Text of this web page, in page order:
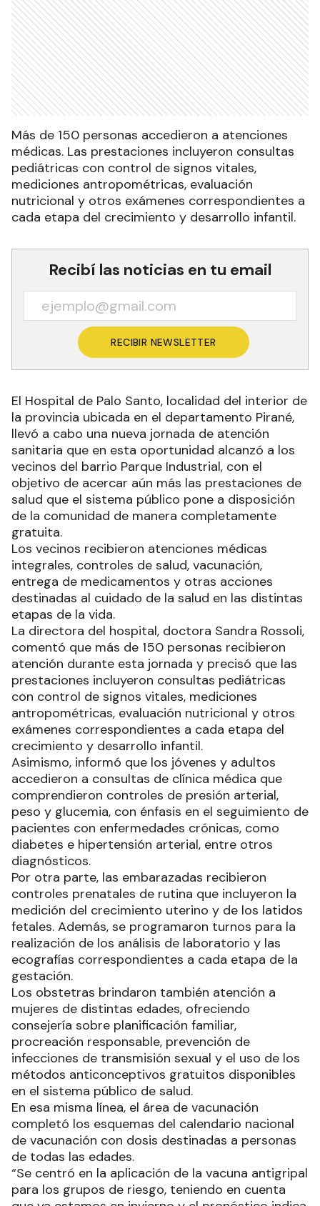
Más de 150 personas accedieron a atenciones
médicas. Las prestaciones incluyeron consultas
pediátricas con control de signos vitales,
mediciones antropométricas, evaluación
nutricional y otros exámenes correspondientes a
cada etapa del crecimiento y desarrollo infantil.
Recibí las noticias en tu email
RECIBIR NEWSLETTER
El Hospital de Palo Santo, localidad del interior de
la provincia ubicada en el departamento Pirané,
llevó a cabo una nueva jornada de atención
sanitaria que en esta oportunidad alcanzó a los
vecinos del barrio Parque Industrial, con el
objetivo de acercar aún más las prestaciones de
salud que el sistema público pone a disposición
de la comunidad de manera completamente
gratuita.
Los vecinos recibieron atenciones médicas
integrales, controles de salud, vacunación,
entrega de medicamentos y otras acciones
destinadas al cuidado de la salud en las distintas
etapas de la vida.
La directora del hospital, doctora Sandra Rossoli,
comentó que más de 150 personas recibieron
atención durante esta jornada y precisó que las
prestaciones incluyeron consultas pediátricas
con control de signos vitales, mediciones
antropométricas, evaluación nutricional y otros
exámenes correspondientes a cada etapa del
crecimiento y desarrollo infantil.
Asimismo, informó que los jóvenes y adultos
accedieron a consultas de clínica médica que
comprendieron controles de presión arterial,
peso y glucemia, con énfasis en el seguimiento de
pacientes con enfermedades crónicas, como
diabetes e hipertensión arterial, entre otros
diagnósticos.
Por otra parte, las embarazadas recibieron
controles prenatales de rutina que incluyeron la
medición del crecimiento uterino y de los latidos
fetales. Además, se programaron turnos para la
realización de los análisis de laboratorio y las
ecografías correspondientes a cada etapa de la
gestación.
Los obstetras brindaron también atención a
mujeres de distintas edades, ofreciendo
consejería sobre planificación familiar,
procreación responsable, prevención de
infecciones de transmisión sexual y el uso de los
métodos anticonceptivos gratuitos disponibles
en el sistema público de salud.
En esa misma línea, el área de vacunación
completó los esquemas del calendario nacional
de vacunación con dosis destinadas a personas
de todas las edades.
“Se centró en la aplicación de la vacuna antigripal
para los grupos de riesgo, teniendo en cuenta